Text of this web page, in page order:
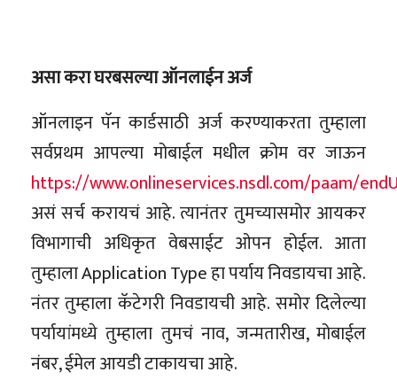
असा करा घरबसल्या ऑनलाईन अर्ज
ऑनलाइन पॅन कार्डसाठी अर्ज करण्याकरता तुम्हाला
सर्वप्रथम आपल्या मोबाईल मधील क्रोम वर जाऊन
https://www.onlineservices.nsdl.com/paam/
असं सर्च करायचं आहे. त्यानंतर तुमच्यासमोर आयकर
विभागाची अधिकृत वेबसाईट ओपन होईल. आता
तुम्हाला Application Type हा पर्याय निवडायचा आहे.
नंतर तुम्हाला कॅटेगरी निवडायची आहे. समोर दिलेल्या
पर्यायांमध्ये तुम्हाला तुमचं नाव, जन्मतारीख, मोबाईल
नंबर, ईमेल आयडी टाकायचा आहे.